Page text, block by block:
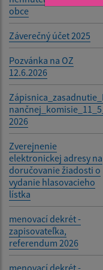
obce
Záverečný účet 2025
Pozvánka na OZ
12.6.2026
nančnej_komisie_11_5_
2026
Zverejnenie
elektronickej adresy na
doručovanie žiadosti o
vydanie hlasovacieho
lístka
menovací dekrét -
zapisovateľka,
referendum 2026